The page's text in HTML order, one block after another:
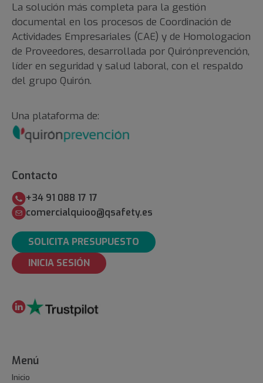
La solución más completa para la gestión
documental en los procesos de Coordinación de
Actividades Empresariales (CAE) y de Homologacion
de Proveedores, desarrollada por Quirónprevención,
líder en seguridad y salud laboral, con el respaldo
del grupo Quirón.
Una plataforma de:
Contacto
+34 91 088 17 17
comercialquioo@qsafety.es
SOLICITA PRESUPUESTO
INICIA SESIÓN
Menú
Inicio